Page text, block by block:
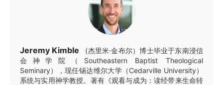
Jeremy Kimble
(杰里米·金布尔）博士毕业于东南浸信
会神学院（Southeastern Baptist Theological
Seminary），现任锡达维尔大学（Cedarville University）
系统与实用神学教授。著有《观看与成为：读经带来生命转